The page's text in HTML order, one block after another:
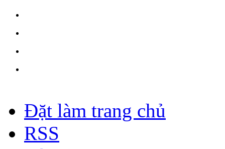
Đặt làm trang chủ
RSS